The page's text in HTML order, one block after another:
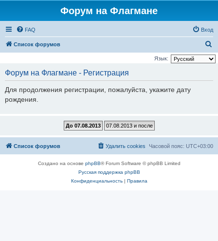
Форум на Флагмане
FAQ Вход
Список форумов
о
Язык:
Форум на Флагмане - Регистрация
Для продолжения регистрации, пожалуйста, укажите дату
рождения.
Список форумов Часовой пояс: UTC+03:00
Удалить cookies
Создано на основе phpBB® Forum Software © phpBB Limited
Русская поддержка phpBB
Конфиденциальность| Правила